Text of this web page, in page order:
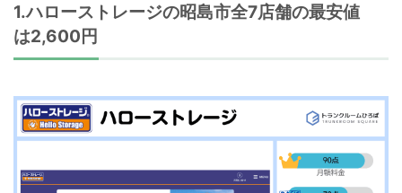
1.ハローストレージの昭島市全7店舗の最安値
は2,600円